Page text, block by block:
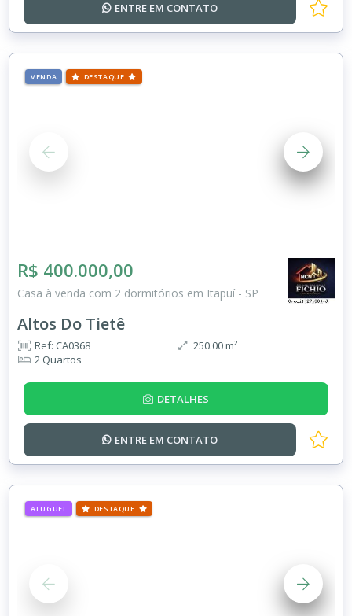
ENTRE EM CONTATO
VENDA DESTAQUE
R$ 400.000,00
Casa à venda com 2 dormitórios em Itapuí - SP
Altos Do Tietê
Ref: CA0368
2 Quartos
250.00 m²
DETALHES
ENTRE EM CONTATO
ALUGUEL DESTAQUE